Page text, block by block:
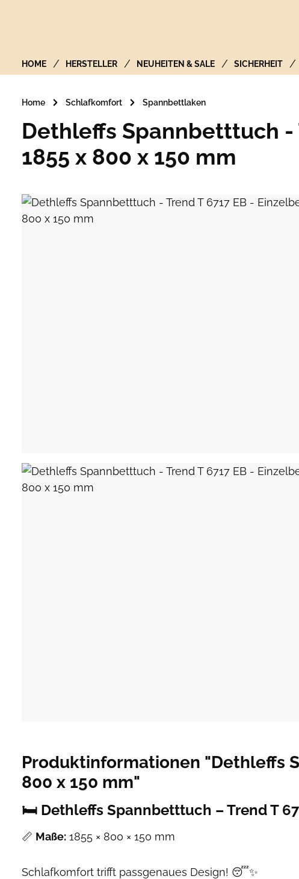
HOME HERSTELLER NEUHEITEN & SALE SICHERHEIT
Home Schlafkomfort Spannbettlaken
Dethleffs Spannbetttuch -
1855 x 800 x 150 mm
Bildergalerie überspringen
Produktinformationen "Dethleffs
800 x 150 mm"
🛏️ Dethleffs Spannbetttuch – Trend T
📏 Maße: 1855 × 800 × 150 mm
Schlafkomfort trifft passgenaues Design! 😴✨